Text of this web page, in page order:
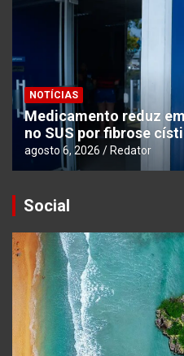
NOTÍCIAS
Medicamento reduz
no SUS por fibrose
agosto 6, 2026 Redator
Social